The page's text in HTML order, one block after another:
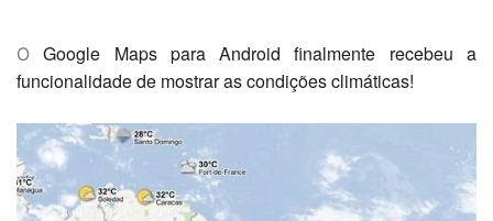
O Google Maps para Android finalmente recebeu a
funcionalidade de mostrar as condições climáticas!